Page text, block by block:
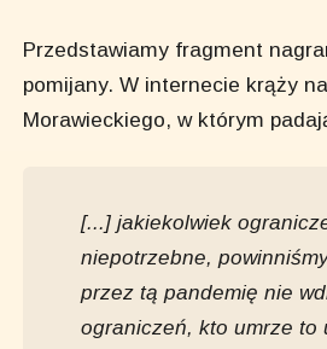
Przedstawiamy fragment
pomijany. W internecie krąży
Morawieckiego, w którym
[...]jakiekolwiek
niepotrzebne,
przez tą pandemię nie
ograniczeń, kto umrze to